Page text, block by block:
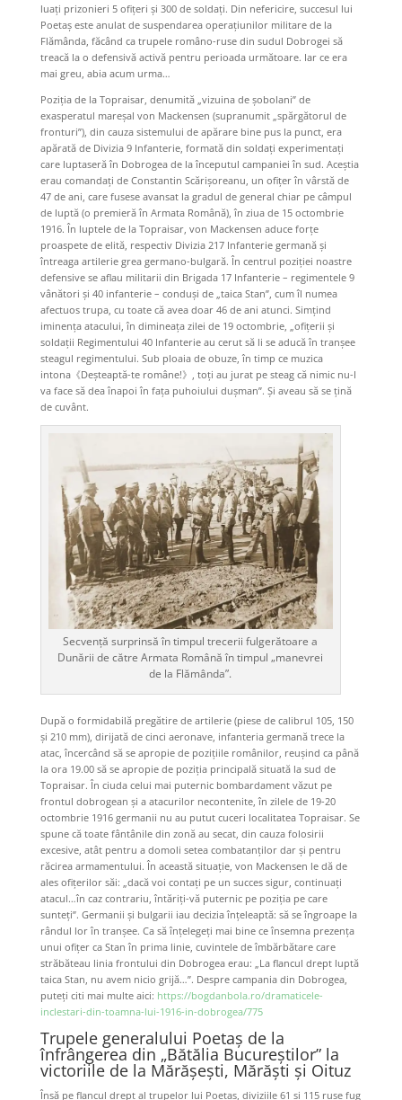
luați prizonieri 5 ofițeri și 300 de soldați. Din nefericire, succesul lui
Poetaș este anulat de suspendarea operațiunilor militare de la
Flămânda, făcând ca trupele româno-ruse din sudul Dobrogei să
treacă la o defensivă activă pentru perioada următoare. Iar ce era
mai greu, abia acum urma…
Poziția de la Topraisar, denumită „vizuina de șobolani” de
exasperatul mareșal von Mackensen (supranumit „spărgătorul de
fronturi”), din cauza sistemului de apărare bine pus la punct, era
apărată de Divizia 9 Infanterie, formată din soldați experimentați
care luptaseră în Dobrogea de la începutul campaniei în sud. Aceștia
erau comandați de Constantin Scărișoreanu, un ofițer în vârstă de
47 de ani, care fusese avansat la gradul de general chiar pe câmpul
de luptă (o premieră în Armata Română), în ziua de 15 octombrie
1916. În luptele de la Topraisar, von Mackensen aduce forțe
proaspete de elită, respectiv Divizia 217 Infanterie germană și
întreaga artilerie grea germano-bulgară. În centrul poziției noastre
defensive se aflau militarii din Brigada 17 Infanterie – regimentele 9
vânători şi 40 infanterie – conduși de „taica Stan”, cum îl numea
afectuos trupa, cu toate că avea doar 46 de ani atunci. Simțind
iminența atacului, în dimineața zilei de 19 octombrie, „ofițerii și
soldații Regimentului 40 Infanterie au cerut să li se aducă în tranșee
steagul regimentului. Sub ploaia de obuze, în timp ce muzica
intona《Deșteaptă-te române!》, toți au jurat pe steag că nimic nu-I
va face să dea înapoi în fața puhoiului dușman”. Şi aveau să se țină
de cuvânt.
Secvență surprinsă în timpul trecerii fulgerătoare a
Dunării de către Armata Română în timpul „manevrei
de la Flămânda”.
După o formidabilă pregătire de artilerie (piese de calibrul 105, 150
și 210 mm), dirijată de cinci aeronave, infanteria germană trece la
atac, încercând să se apropie de pozițiile românilor, reușind ca până
la ora 19.00 să se apropie de poziția principală situată la sud de
Topraisar. În ciuda celui mai puternic bombardament văzut pe
frontul dobrogean și a atacurilor necontenite, în zilele de 19-20
octombrie 1916 germanii nu au putut cuceri localitatea Topraisar. Se
spune că toate fântânile din zonă au secat, din cauza folosirii
excesive, atât pentru a domoli setea combatanților dar și pentru
răcirea armamentului. În această situație, von Mackensen le dă de
ales ofițerilor săi: „dacă voi contați pe un succes sigur, continuați
atacul…în caz contrariu, întăriți-vă puternic pe poziția pe care
sunteți”. Germanii și bulgarii iau decizia înțeleaptă: să se îngroape la
rândul lor în tranșee. Ca să înțelegeți mai bine ce însemna prezența
unui ofițer ca Stan în prima linie, cuvintele de îmbărbătare care
străbăteau linia frontului din Dobrogea erau: „La flancul drept luptă
taica Stan, nu avem nicio grijă…”. Despre campania din Dobrogea,
puteți citi mai multe aici: https://bogdanbola.ro/dramaticele-
inclestari-din-toamna-lui-1916-in-dobrogea/775
Trupele generalului Poetaș de la
înfrângerea din „Bătălia Bucureștilor” la
victoriile de la Mărășești, Mărăști și Oituz
Însă pe flancul drept al trupelor lui Poetaș, diviziile 61 și 115 ruse fug